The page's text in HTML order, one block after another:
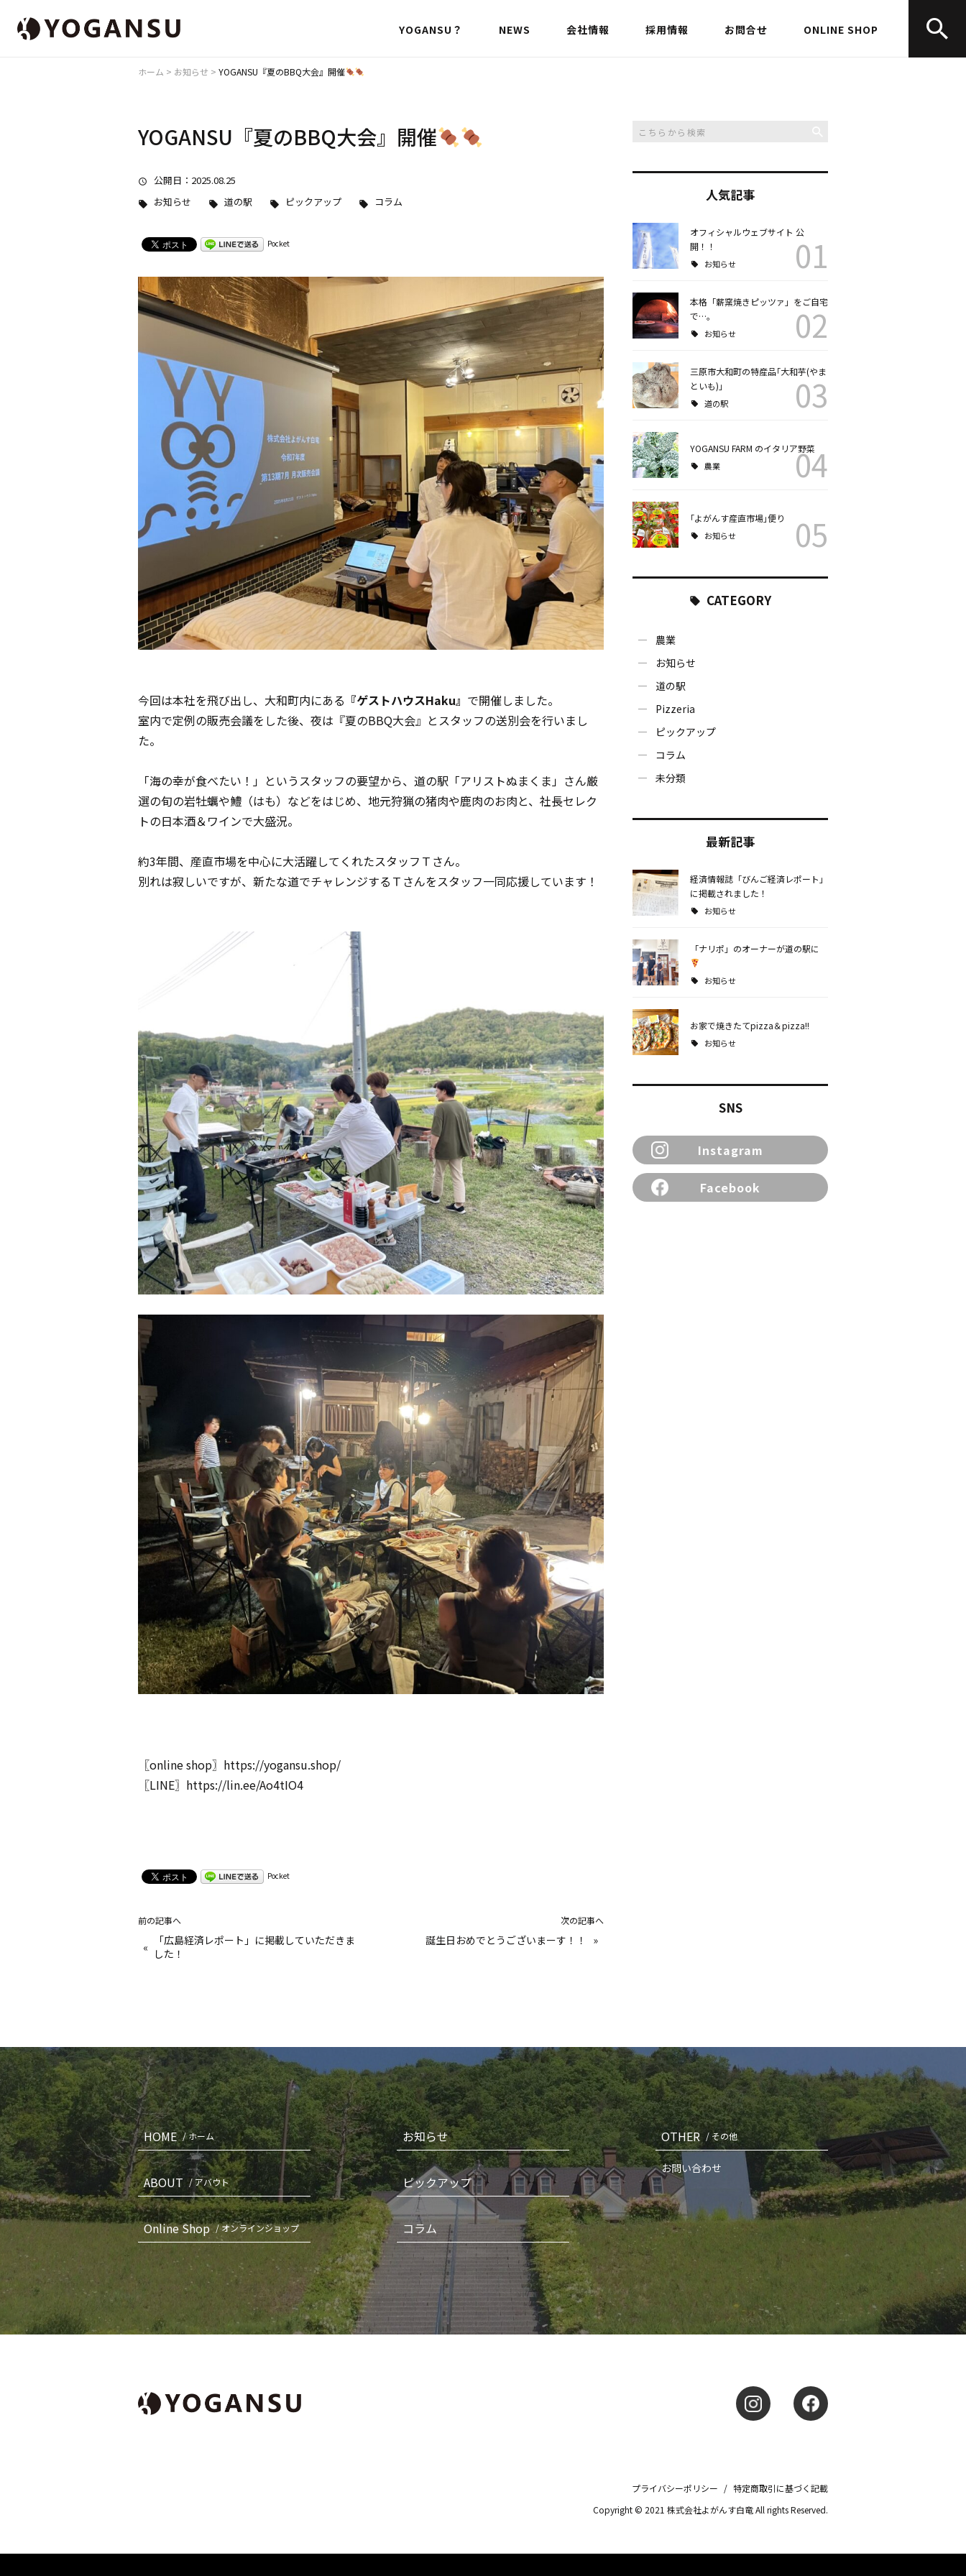
YOGANSU？ NEWS 会社情報 採用情報 お問合せ ONLINE SHOP
ホーム > お知らせ > YOGANSU『夏のBBQ大会』開催
YOGANSU『夏のBBQ大会』開催
公開日 ：2025.08.25
お知らせ
道の駅 ピックアップ コラム
Pocket
今回は本社を飛び出し、大和町内にある 『ゲストハウスHaku』 で開催しました。
室内で定例の販売会議をした後、夜は『夏のBBQ大会』とスタッフの送別会を行いまし
た。
「海の幸が食べたい！」というスタッフの要望から、道の駅「アリストぬまくま」さん厳
選の旬の岩牡蠣や鱧（はも）などをはじめ、地元狩猟の猪肉や鹿肉のお肉と、社長セレク
トの日本酒＆ワインで大盛況。
約3年間、産直市場を中心に大活躍してくれたスタッフＴさん。
別れは寂しいですが、新たな道でチャレンジするＴさんをスタッフ一同応援しています！
〖online shop〗 https://yogansu.shop/
〖LINE〗 https://lin.ee/Ao4tIO4
Pocket
前の記事へ
«
「広島経済レポート」に掲載していただきま
した！
次の記事へ
誕生日おめでとうございまーす！！ »
人気記事
オフィシャルウェブサイト 公
開！！
お知らせ 01
本格「薪窯焼きピッツァ」をご自宅
で…。
お知らせ 02
三原市大和町の特産品｢大和芋(やま
といも)｣
道の駅 03
YOGANSU FARM のイタリア野菜
農業 04
｢よがんす産直市場｣便り
お知らせ 05
CATEGORY
農業
お知らせ
道の駅
Pizzeria
ピックアップ
コラム
未分類
最新記事
経済情報誌「びんご経済レポート」
に掲載されました！
お知らせ
「ナリポ」のオーナーが道の駅に
お知らせ
お家で焼きたてpizza＆pizza!!
お知らせ
SNS
Instagram
Facebook
HOME / ホーム
ABOUT / アバウト
Online Shop / オンラインショップ
お知らせ
ピックアップ
コラム
OTHER / その他
お問い合わせ
プライバシーポリシー / 特定商取引に基づく記載
Copyright © 2021 株式会社よがんす白竜 All rights Reserved.